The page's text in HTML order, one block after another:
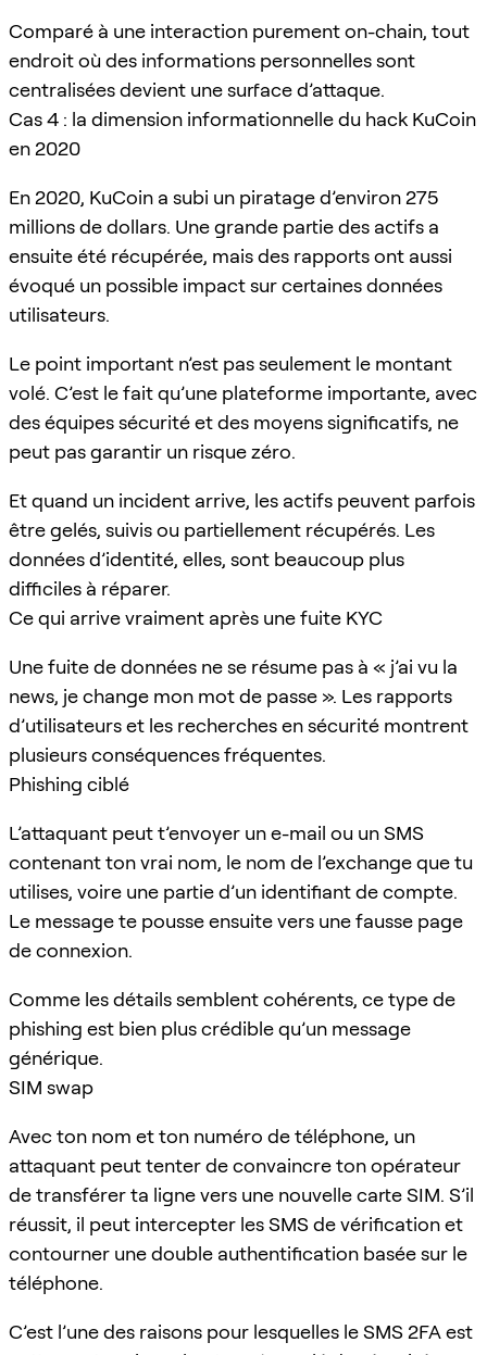
Comparé à une interaction purement on-chain, tout
endroit où des informations personnelles sont
centralisées devient une surface d’attaque.
Cas 4 : la dimension informationnelle du hack KuCoin
en 2020
En 2020, KuCoin a subi un piratage d’environ 275
millions de dollars. Une grande partie des actifs a
ensuite été récupérée, mais des rapports ont aussi
évoqué un possible impact sur certaines données
utilisateurs.
Le point important n’est pas seulement le montant
volé. C’est le fait qu’une plateforme importante, avec
des équipes sécurité et des moyens significatifs, ne
peut pas garantir un risque zéro.
Et quand un incident arrive, les actifs peuvent parfois
être gelés, suivis ou partiellement récupérés. Les
données d’identité, elles, sont beaucoup plus
difficiles à réparer.
Ce qui arrive vraiment après une fuite KYC
Une fuite de données ne se résume pas à « j’ai vu la
news, je change mon mot de passe ». Les rapports
d’utilisateurs et les recherches en sécurité montrent
plusieurs conséquences fréquentes.
Phishing ciblé
L’attaquant peut t’envoyer un e-mail ou un SMS
contenant ton vrai nom, le nom de l’exchange que tu
utilises, voire une partie d’un identifiant de compte.
Le message te pousse ensuite vers une fausse page
de connexion.
Comme les détails semblent cohérents, ce type de
phishing est bien plus crédible qu’un message
générique.
SIM swap
Avec ton nom et ton numéro de téléphone, un
attaquant peut tenter de convaincre ton opérateur
de transférer ta ligne vers une nouvelle carte SIM. S’il
réussit, il peut intercepter les SMS de vérification et
contourner une double authentification basée sur le
téléphone.
C’est l’une des raisons pour lesquelles le SMS 2FA est